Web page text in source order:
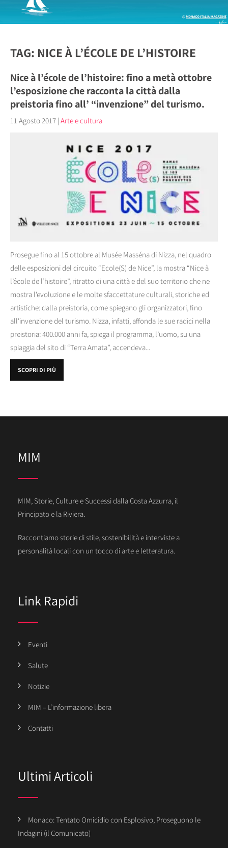
TAG: NICE À L’ÉCOLE DE L’HISTOIRE
Nice à l’école de l’histoire: fino a metà ottobre
l’esposizione che racconta la città dalla
preistoria fino all’ “invenzione” del turismo.
11 Agosto 2017 | Arte e cultura
Prosegue fino al 15 ottobre al Musée Masséna di Nizza, nel quadro
delle esposizioni del circuito “Ecole(S) de Nice”, la mostra “Nice à
l’école de l’histoire”, ritratto di una città e del suo territorio che ne
mostra l'evoluzione e le molte sfaccettature culturali, storiche ed
artistiche: dalla preistoria, come spiegano gli organizzatori, fino
all'invenzione del turismo. Nizza, infatti, affonda le sue radici nella
preistoria: 400.000 anni fa, spiega il programma, l’uomo, su una
spiaggia del sito di “Terra Amata”, accendeva...
SCOPRI DI PIÙ
MIM
MIM, Storie, Culture e Successi dalla Costa Azzurra, il
Principato e la Riviera.
Raccontiamo storie di stile, sostenibilità e interviste a
personalità locali con un tocco di arte e letteratura.
Link Rapidi
Eventi
Salute
Notizie
MIM – L’informazione libera
Contatti
Ultimi Articoli
Monaco: Tentato Omicidio con Esplosivo, Proseguono le
Indagini (il Comunicato)